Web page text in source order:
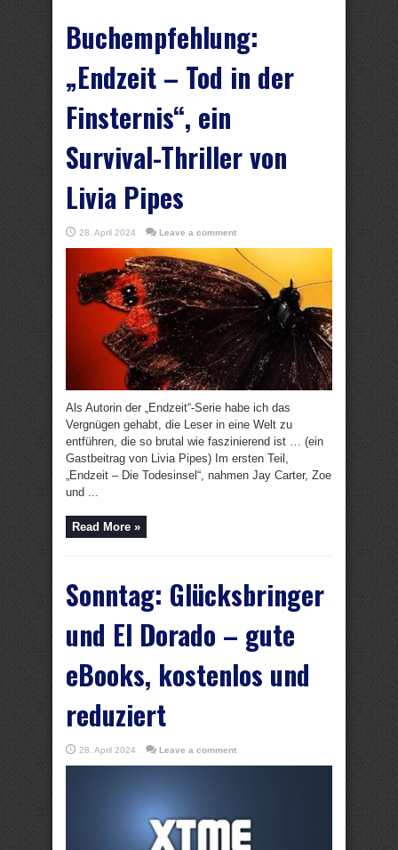
Buchempfehlung:
„Endzeit – Tod in der
Finsternis“, ein
Survival-Thriller von
Livia Pipes
28. April 2024 Leave a comment
Als Autorin der „Endzeit“-Serie habe ich das
Vergnügen gehabt, die Leser in eine Welt zu
entführen, die so brutal wie faszinierend ist … (ein
Gastbeitrag von Livia Pipes) Im ersten Teil,
„Endzeit – Die Todesinsel“, nahmen Jay Carter, Zoe
und ...
Read More »
Sonntag: Glücksbringer
und El Dorado – gute
eBooks, kostenlos und
reduziert
28. April 2024 Leave a comment